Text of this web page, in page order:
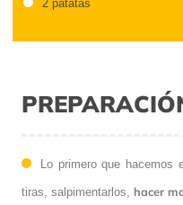
2 patatas
Lo primero que hacemos
tiras, salpimentarlos, hacer